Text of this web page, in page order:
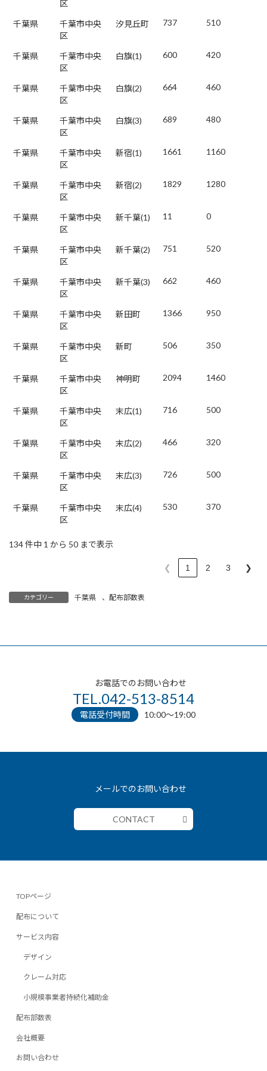
区
千葉県
千葉市中央
区
汐見丘町 737 510
千葉県
千葉市中央
区
白旗(1) 600 420
千葉県
千葉市中央
区
白旗(2) 664 460
千葉県
千葉市中央
区
白旗(3) 689 480
千葉県
千葉市中央
区
新宿(1) 1661 1160
千葉県
千葉市中央
区
新宿(2) 1829 1280
千葉県
千葉市中央
区
新千葉(1) 11 0
千葉県
千葉市中央
区
新千葉(2) 751 520
千葉県
千葉市中央
区
新千葉(3) 662 460
千葉県
千葉市中央
区
新田町 1366 950
千葉県
千葉市中央
区
新町 506 350
千葉県
千葉市中央
区
神明町 2094 1460
千葉県
千葉市中央
区
末広(1) 716 500
千葉県
千葉市中央
区
末広(2) 466 320
千葉県
千葉市中央
区
末広(3) 726 500
千葉県
千葉市中央
区
末広(4) 530 370
134 件中 1 から 50 まで表示
❮ 1 2 3 ❯
カテゴリー 千葉県 、 配布部数表
お電話でのお問い合わせ
TEL.042-513-8514
電話受付時間 10:00〜19:00
メールでのお問い合わせ
CONTACT
TOPページ
配布について
サービス内容
デザイン
クレーム対応
小規模事業者持続化補助金
配布部数表
会社概要
お問い合わせ